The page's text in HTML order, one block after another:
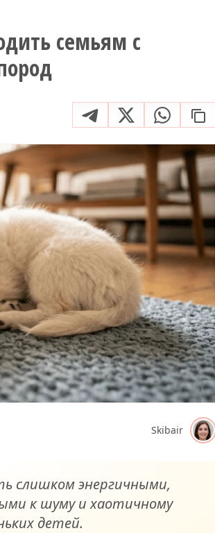
семьям с
Skibair
слишком энергичными,
к шуму и хаотичному
детей.